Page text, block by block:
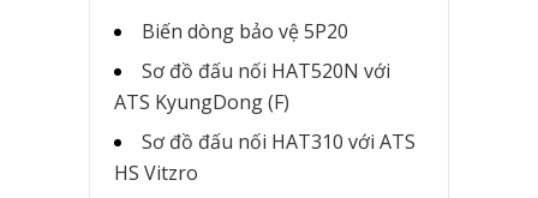
Biến dòng bảo vệ 5P20
Sơ đồ đấu nối HAT520N với
ATS KyungDong (F)
Sơ đồ đấu nối HAT310 với ATS
HS Vitzro